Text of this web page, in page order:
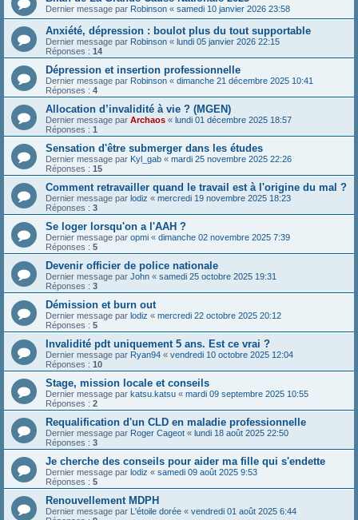
Dernier message par Robinson « samedi 10 janvier 2026 23:58
Anxiété, dépression : boulot plus du tout supportable
Dernier message par Robinson « lundi 05 janvier 2026 22:15
Réponses : 14
Dépression et insertion professionnelle
Dernier message par Robinson « dimanche 21 décembre 2025 10:41
Réponses : 4
Allocation d’invalidité à vie ? (MGEN)
Dernier message par Archaos « lundi 01 décembre 2025 18:57
Réponses : 1
Sensation d'être submerger dans les études
Dernier message par Kyl_gab « mardi 25 novembre 2025 22:26
Réponses : 15
Comment retravailler quand le travail est à l'origine du mal ?
Dernier message par lodiz « mercredi 19 novembre 2025 18:23
Réponses : 3
Se loger lorsqu'on a l'AAH ?
Dernier message par opmi « dimanche 02 novembre 2025 7:39
Réponses : 5
Devenir officier de police nationale
Dernier message par John « samedi 25 octobre 2025 19:31
Réponses : 3
Démission et burn out
Dernier message par lodiz « mercredi 22 octobre 2025 20:12
Réponses : 5
Invalidité pdt uniquement 5 ans. Est ce vrai ?
Dernier message par Ryan94 « vendredi 10 octobre 2025 12:04
Réponses : 10
Stage, mission locale et conseils
Dernier message par katsu.katsu « mardi 09 septembre 2025 10:55
Réponses : 2
Requalification d'un CLD en maladie professionnelle
Dernier message par Roger Cageot « lundi 18 août 2025 22:50
Réponses : 3
Je cherche des conseils pour aider ma fille qui s'endette
Dernier message par lodiz « samedi 09 août 2025 9:53
Réponses : 5
Renouvellement MDPH
Dernier message par L'étoile dorée « vendredi 01 août 2025 6:44